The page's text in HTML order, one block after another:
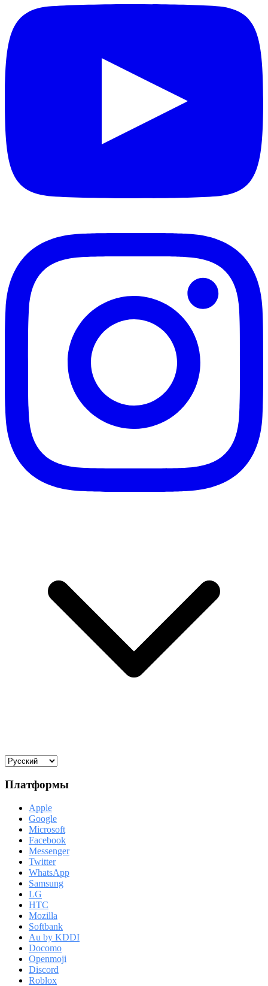
Платформы
Apple
Google
Microsoft
Facebook
Messenger
Twitter
WhatsApp
Samsung
LG
HTC
Mozilla
Softbank
Au by KDDI
Docomo
Openmoji
Discord
Roblox